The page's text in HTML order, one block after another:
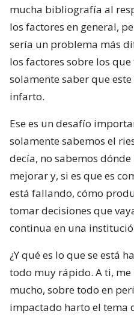
mucha bibliografía al
los factores en general,
sería un problema más
los factores sobre los
solamente saber que
infarto.
Ese es un desafío
solamente sabemos el
decía, no sabemos
mejorar y, si es que es
está fallando, cómo
tomar decisiones que
continua en una
¿Y qué es lo que se está
todo muy rápido. A ti,
mucho, sobre todo en
impactado harto el tema